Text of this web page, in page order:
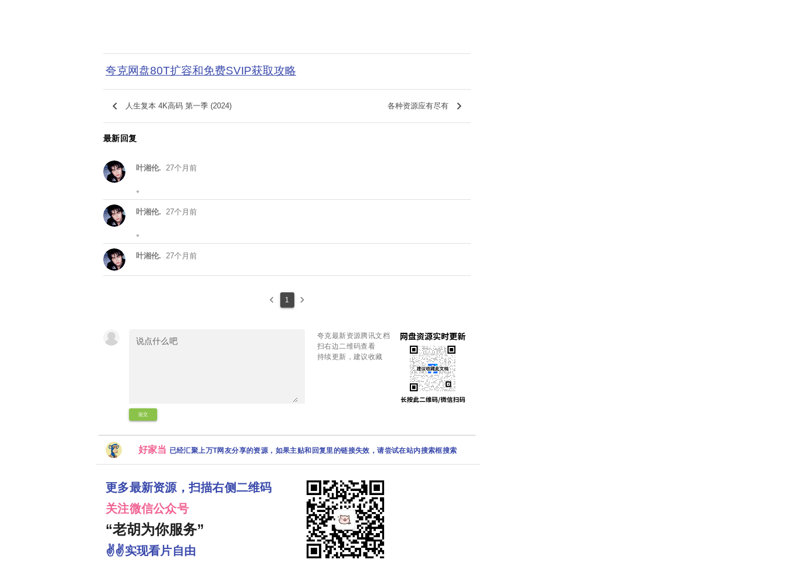
夸克网盘80T扩容和免费SVIP获取攻略
keyboard_arrow_left 人生复本 4K高码 第一季 (2024) 各种资源应有尽有 keyboard_arrow_right
最新回复
叶湘伦. 27个月前
。
叶湘伦. 27个月前
。
叶湘伦. 27个月前
keyboard_arrow_left 1 keyboard_arrow_right
提交
夸克最新资源腾讯文档
扫右边二维码查看
持续更新，建议收藏
好家当 已经汇聚上万T网友分享的资源，如果主贴和回复里的链接失效，请尝试在站内搜索框搜索
更多最新资源，扫描右侧二维码
关注微信公众号
“老胡为你服务”
✌✌实现看片自由